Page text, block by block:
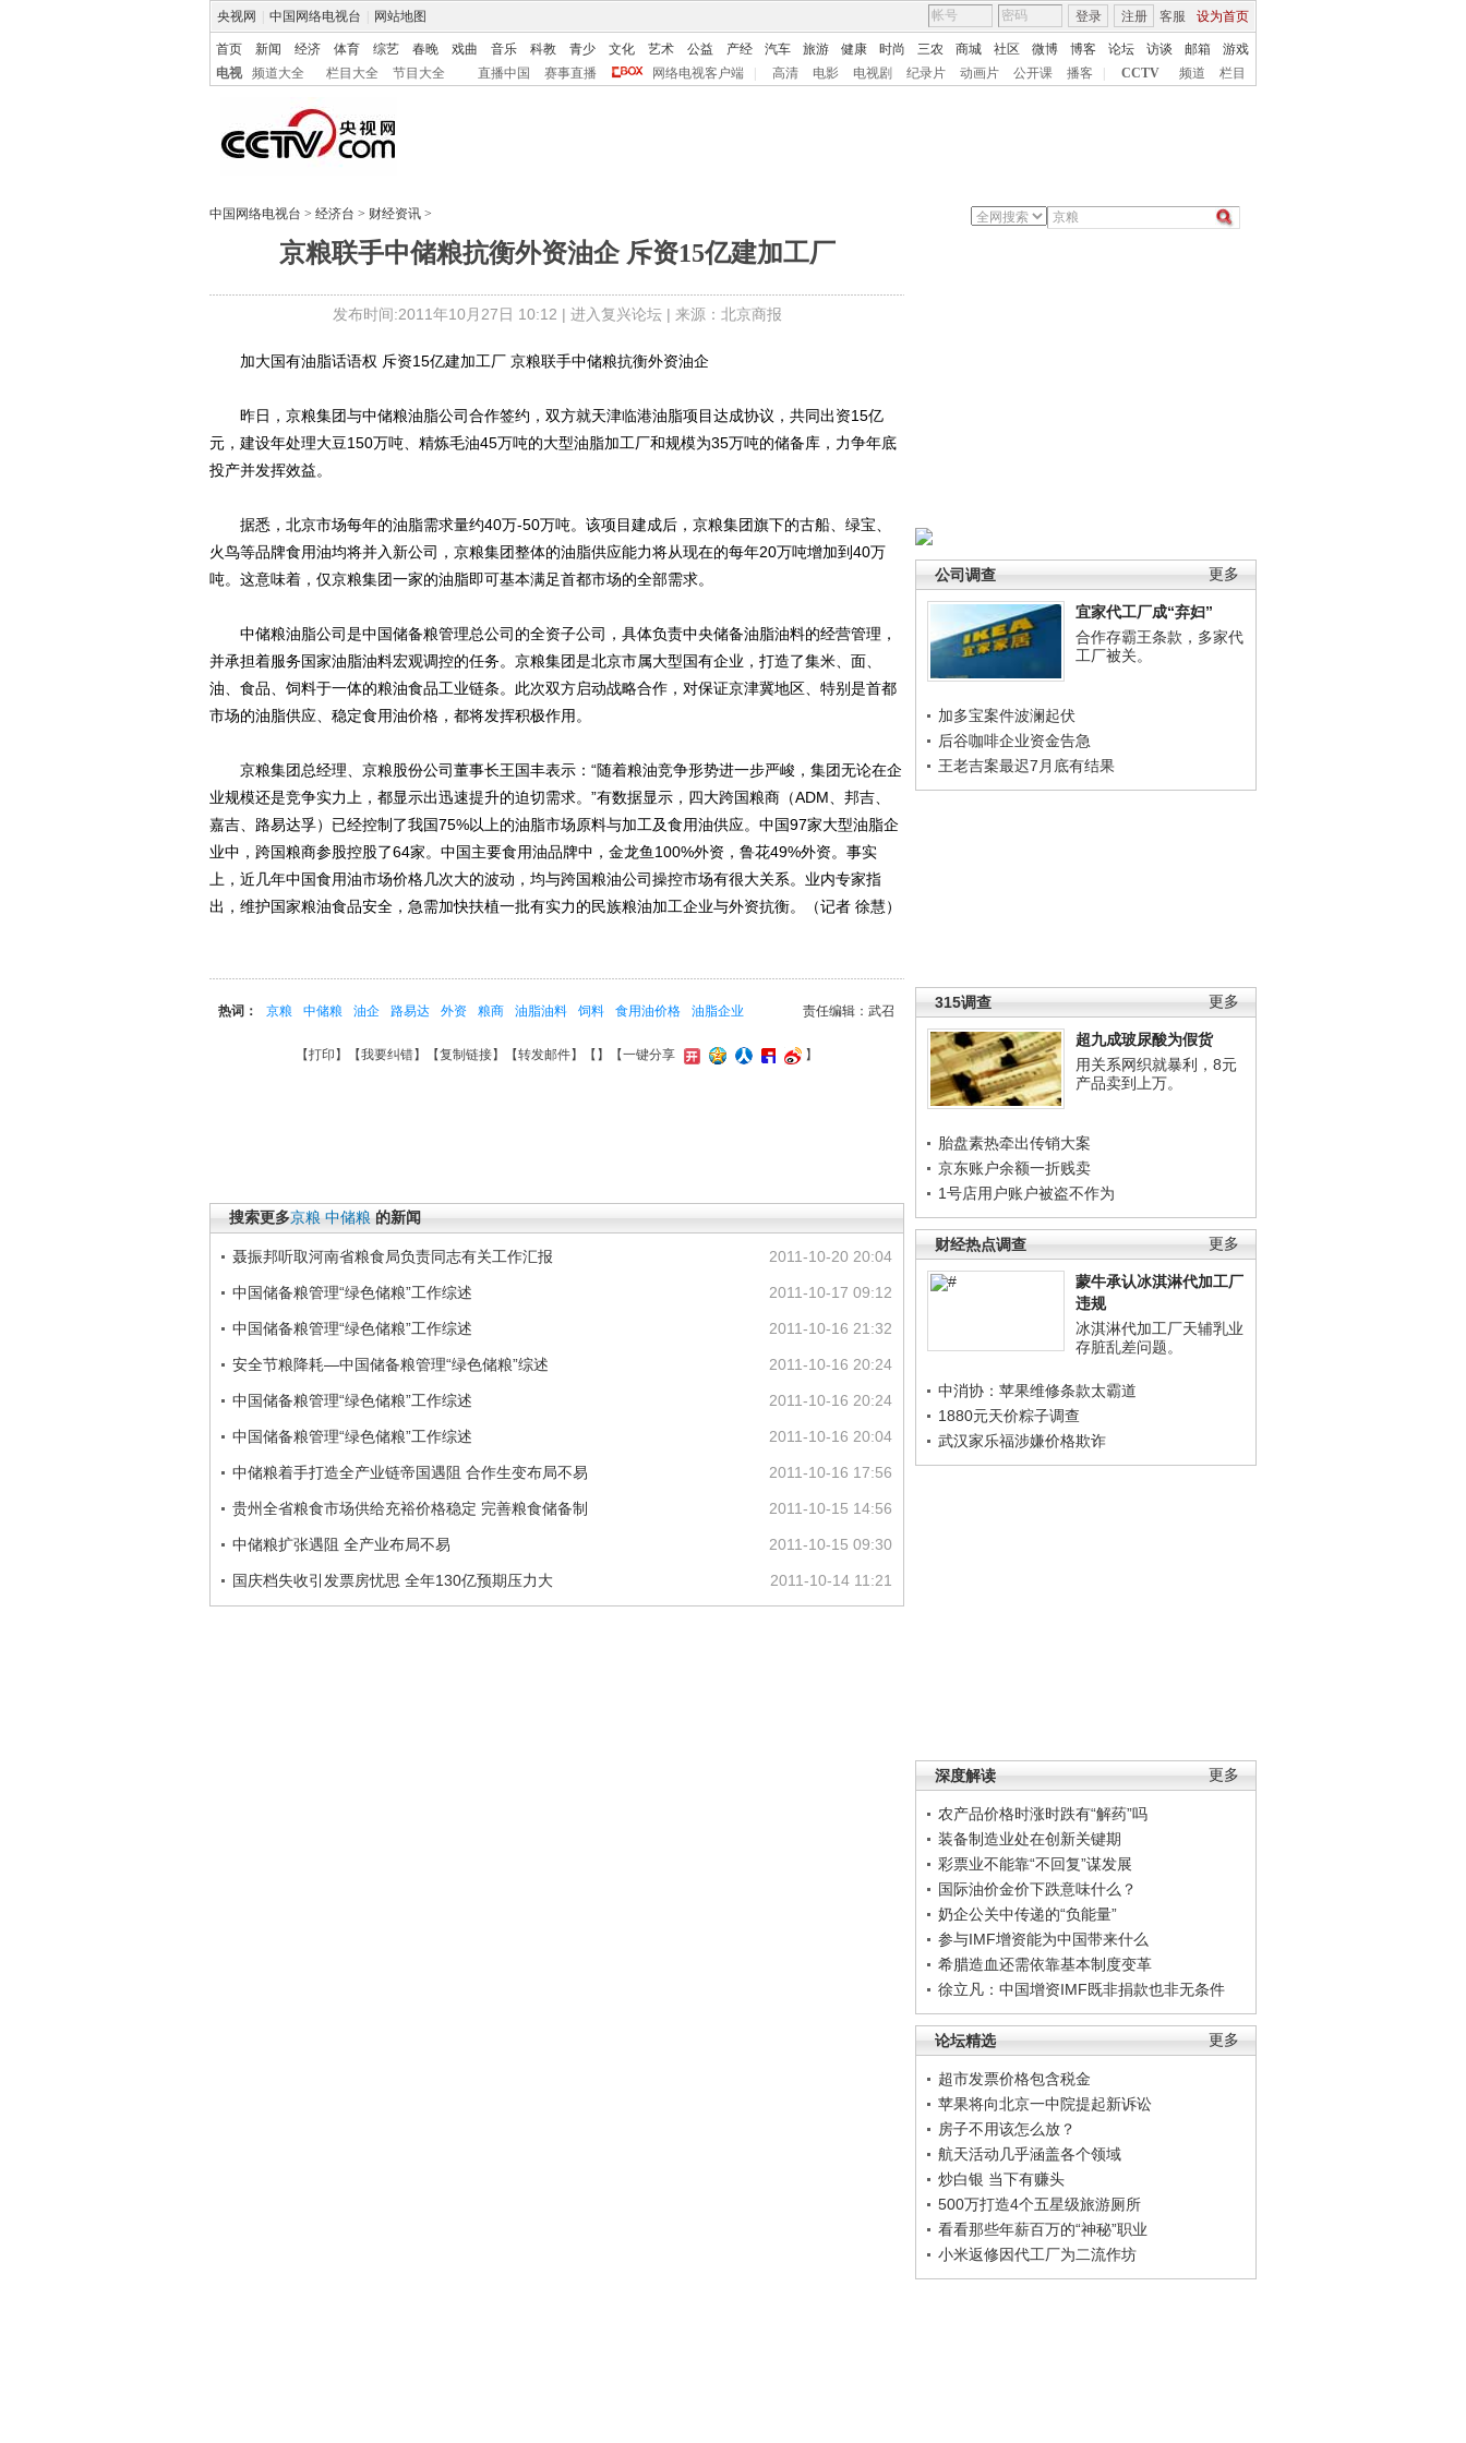
央视网 中国网络电视台 网站地图 客服 设为首页
登录 注册
首页 新闻 经济 体育 综艺 春晚 戏曲 音乐 科教 青少 文化 艺术 公益 产经 汽车 旅游 健康 时尚 三农 商城 社区 微博 博客 论坛 访谈 邮箱
游戏
电视
频道大全 栏目大全 节目大全 直播中国 赛事直播 网络电视客户端 高清 电影 电视剧 纪录片 动画片 公开课 播客 CCTV 频道 栏目
中国网络电视台 > 经济台 > 财经资讯 >
京粮联手中储粮抗衡外资油企 斥资15亿建加工厂
发布时间:2011年10月27日 10:12 | 进入复兴论坛| 来源：北京商报
更多
公司调查
宜家代工厂成“弃妇”
合作存霸王条款，多家代
工厂被关。
加多宝案件波澜起伏
后谷咖啡企业资金告急
王老吉案最迟7月底有结果
更多
315调查
超九成玻尿酸为假货
用关系网织就暴利，8元
产品卖到上万。
胎盘素热牵出传销大案
京东账户余额一折贱卖
1号店用户账户被盗不作为
更多
财经热点调查
蒙牛承认冰淇淋代加工厂
违规
冰淇淋代加工厂天辅乳业
存脏乱差问题。
中消协：苹果维修条款太霸道
1880元天价粽子调查
武汉家乐福涉嫌价格欺诈
更多
深度解读
农产品价格时涨时跌有“解药”吗
装备制造业处在创新关键期
彩票业不能靠“不回复”谋发展
国际油价金价下跌意味什么？
奶企公关中传递的“负能量”
参与IMF增资能为中国带来什么
希腊造血还需依靠基本制度变革
徐立凡：中国增资IMF既非捐款也非无条件
更多
论坛精选
超市发票价格包含税金
苹果将向北京一中院提起新诉讼
房子不用该怎么放？
航天活动几乎涵盖各个领域
炒白银 当下有赚头
500万打造4个五星级旅游厕所
看看那些年薪百万的“神秘”职业
小米返修因代工厂为二流作坊
加大国有油脂话语权 斥资15亿建加工厂 京粮联手中储粮抗衡外资油企
昨日，京粮集团与中储粮油脂公司合作签约，双方就天津临港油脂项目达成协议，共同出资15亿
元，建设年处理大豆150万吨、精炼毛油45万吨的大型油脂加工厂和规模为35万吨的储备库，力争年底
投产并发挥效益。
据悉，北京市场每年的油脂需求量约40万-50万吨。该项目建成后，京粮集团旗下的古船、绿宝、
火鸟等品牌食用油均将并入新公司，京粮集团整体的油脂供应能力将从现在的每年20万吨增加到40万
吨。这意味着，仅京粮集团一家的油脂即可基本满足首都市场的全部需求。
中储粮油脂公司是中国储备粮管理总公司的全资子公司，具体负责中央储备油脂油料的经营管理，
并承担着服务国家油脂油料宏观调控的任务。京粮集团是北京市属大型国有企业，打造了集米、面、
油、食品、饲料于一体的粮油食品工业链条。此次双方启动战略合作，对保证京津冀地区、特别是首都
市场的油脂供应、稳定食用油价格，都将发挥积极作用。
京粮集团总经理、京粮股份公司董事长王国丰表示：“随着粮油竞争形势进一步严峻，集团无论在企
业规模还是竞争实力上，都显示出迅速提升的迫切需求。”有数据显示，四大跨国粮商（ADM、邦吉、
嘉吉、路易达孚）已经控制了我国75%以上的油脂市场原料与加工及食用油供应。中国97家大型油脂企
业中，跨国粮商参股控股了64家。中国主要食用油品牌中，金龙鱼100%外资，鲁花49%外资。事实
上，近几年中国食用油市场价格几次大的波动，均与跨国粮油公司操控市场有很大关系。业内专家指
出，维护国家粮油食品安全，急需加快扶植一批有实力的民族粮油加工企业与外资抗衡。（记者 徐慧）
责任编辑：武召
热词： 京粮 中储粮 油企 路易达 外资 粮商 油脂油料 饲料 食用油价格 油脂企业
【打印 】【我要纠错】【复制链接】【转发邮件】【 】 【一键分享 】
搜索更多京粮 中储粮 的新闻
2011-10-20 20:04
聂振邦听取河南省粮食局负责同志有关工作汇报
2011-10-17 09:12
中国储备粮管理“绿色储粮”工作综述
2011-10-16 21:32
中国储备粮管理“绿色储粮”工作综述
2011-10-16 20:24
安全节粮降耗―中国储备粮管理“绿色储粮”综述
2011-10-16 20:24
中国储备粮管理“绿色储粮”工作综述
2011-10-16 20:04
中国储备粮管理“绿色储粮”工作综述
2011-10-16 17:56
中储粮着手打造全产业链帝国遇阻 合作生变布局不易
2011-10-15 14:56
贵州全省粮食市场供给充裕价格稳定 完善粮食储备制
2011-10-15 09:30
中储粮扩张遇阻 全产业布局不易
2011-10-14 11:21
国庆档失收引发票房忧思 全年130亿预期压力大